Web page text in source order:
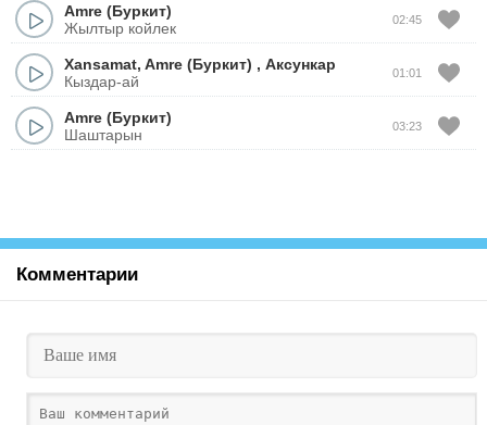
Amre (Буркит)
Жылтыр койлек
02:45
Xansamat, Amre (Буркит) , Аксункар
Кыздар-ай
01:01
Amre (Буркит)
Шаштарын
03:23
Комментарии